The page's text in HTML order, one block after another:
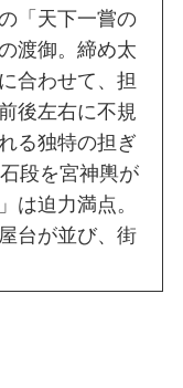
「天下一嘗の
渡御。締め太
合わせて、担
後左右に不規
る独特の担ぎ
段を宮神輿が
は迫力満点。
台が並び、街